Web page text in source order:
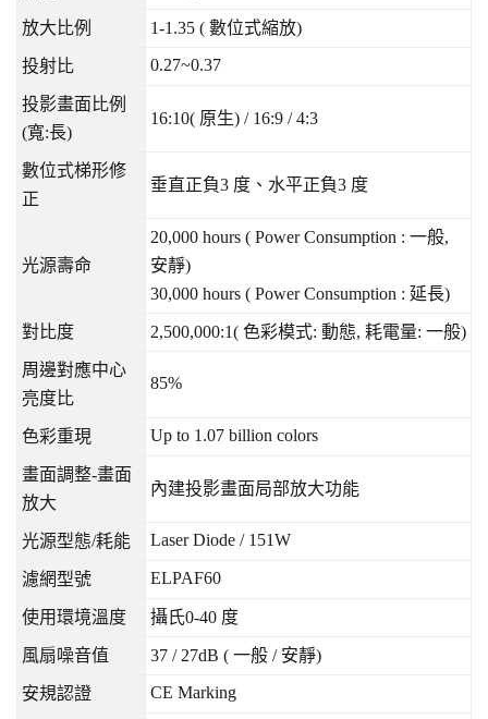
放大比例 1-1.35 ( 數位式縮放)
投射比 0.27~0.37
投影畫面比例
(寬:長)
16:10( 原生) / 16:9 / 4:3
數位式梯形修
正
垂直正負3 度、水平正負3 度
光源壽命
20,000 hours ( Power Consumption : 一般,
安靜)
30,000 hours ( Power Consumption : 延長)
對比度 2,500,000:1( 色彩模式: 動態, 耗電量: 一般)
周邊對應中心
亮度比
85%
色彩重現 Up to 1.07 billion colors
畫面調整-畫面
放大
內建投影畫面局部放大功能
光源型態/耗能 Laser Diode / 151W
濾網型號 ELPAF60
使用環境溫度 攝氏0-40 度
風扇噪音值 37 / 27dB ( 一般 / 安靜)
安規認證 CE Marking